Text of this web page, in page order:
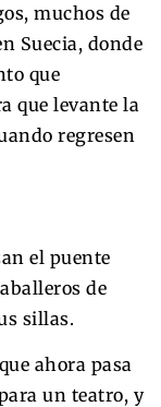
muchos de
Suecia, donde
que
que levante la
regresen
el puente
de
sillas.
ahora pasa
un teatro, y